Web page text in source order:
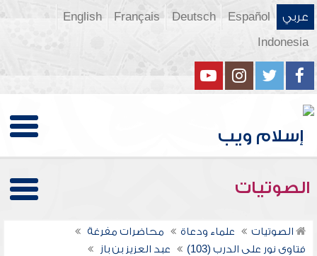
عربي Español
Deutsch
Français
English
Indonesia
الصوتيات
الصوتيات علماء ودعاة
محاضرات مفرغة
فتاوى نور على الدرب (103)
عبد العزيز بن باز